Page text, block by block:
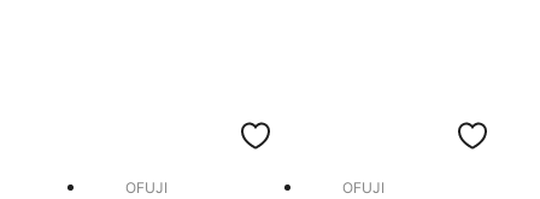
OFUJI OFUJI